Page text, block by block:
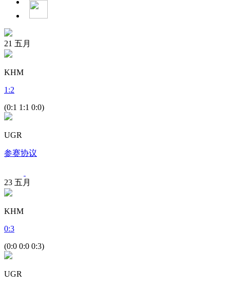
21 五月
KHM
1 :2
(0:1 1:1 0:0)
UGR
参赛协议
23 五月
KHM
0:3
(0:0 0:0 0:3)
UGR